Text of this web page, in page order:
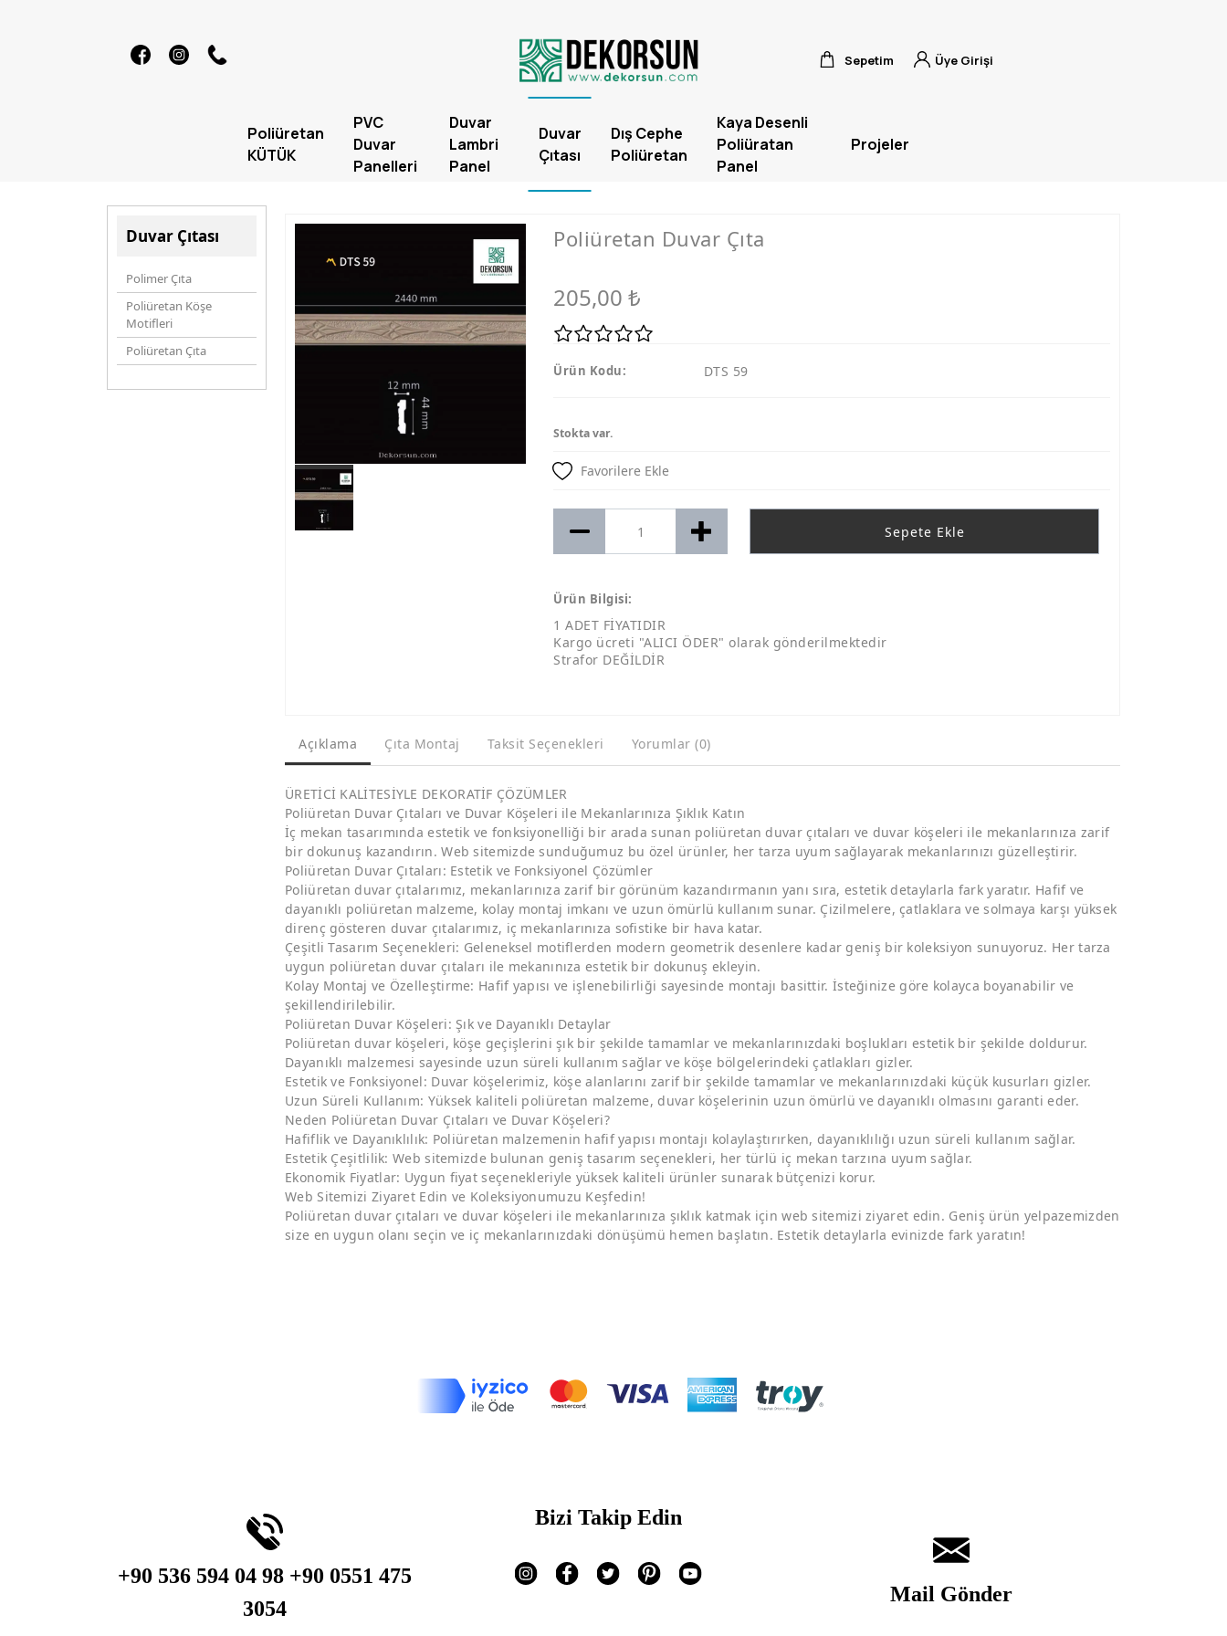
Duvar Çıtası
Polimer Çıta
Poliüretan Köşe
Motifleri
Poliüretan Çıta
Poliüretan Duvar Çıta
205,00 ₺
Ürün Kodu: DTS 59
Stokta var.
Favorilere Ekle
Sepete Ekle
Ürün Bilgisi:
1 ADET FİYATIDIR
Kargo ücreti "ALICI ÖDER" olarak gönderilmektedir
Strafor DEĞİLDİR
Açıklama Çıta Montaj Taksit Seçenekleri Yorumlar (0)
ÜRETİCİ KALİTESİYLE DEKORATİF ÇÖZÜMLER
Poliüretan Duvar Çıtaları ve Duvar Köşeleri ile Mekanlarınıza Şıklık Katın
İç mekan tasarımında estetik ve fonksiyonelliği bir arada sunan poliüretan duvar çıtaları ve duvar köşeleri ile mekanlarınıza zarif
bir dokunuş kazandırın. Web sitemizde sunduğumuz bu özel ürünler, her tarza uyum sağlayarak mekanlarınızı güzelleştirir.
Poliüretan Duvar Çıtaları: Estetik ve Fonksiyonel Çözümler
Poliüretan duvar çıtalarımız, mekanlarınıza zarif bir görünüm kazandırmanın yanı sıra, estetik detaylarla fark yaratır. Hafif ve
dayanıklı poliüretan malzeme, kolay montaj imkanı ve uzun ömürlü kullanım sunar. Çizilmelere, çatlaklara ve solmaya karşı yüksek
direnç gösteren duvar çıtalarımız, iç mekanlarınıza sofistike bir hava katar.
Çeşitli Tasarım Seçenekleri: Geleneksel motiflerden modern geometrik desenlere kadar geniş bir koleksiyon sunuyoruz. Her tarza
uygun poliüretan duvar çıtaları ile mekanınıza estetik bir dokunuş ekleyin.
Kolay Montaj ve Özelleştirme: Hafif yapısı ve işlenebilirliği sayesinde montajı basittir. İsteğinize göre kolayca boyanabilir ve
şekillendirilebilir.
Poliüretan Duvar Köşeleri: Şık ve Dayanıklı Detaylar
Poliüretan duvar köşeleri, köşe geçişlerini şık bir şekilde tamamlar ve mekanlarınızdaki boşlukları estetik bir şekilde doldurur.
Dayanıklı malzemesi sayesinde uzun süreli kullanım sağlar ve köşe bölgelerindeki çatlakları gizler.
Estetik ve Fonksiyonel: Duvar köşelerimiz, köşe alanlarını zarif bir şekilde tamamlar ve mekanlarınızdaki küçük kusurları gizler.
Uzun Süreli Kullanım: Yüksek kaliteli poliüretan malzeme, duvar köşelerinin uzun ömürlü ve dayanıklı olmasını garanti eder.
Neden Poliüretan Duvar Çıtaları ve Duvar Köşeleri?
Hafiflik ve Dayanıklılık: Poliüretan malzemenin hafif yapısı montajı kolaylaştırırken, dayanıklılığı uzun süreli kullanım sağlar.
Estetik Çeşitlilik: Web sitemizde bulunan geniş tasarım seçenekleri, her türlü iç mekan tarzına uyum sağlar.
Ekonomik Fiyatlar: Uygun fiyat seçenekleriyle yüksek kaliteli ürünler sunarak bütçenizi korur.
Web Sitemizi Ziyaret Edin ve Koleksiyonumuzu Keşfedin!
Poliüretan duvar çıtaları ve duvar köşeleri ile mekanlarınıza şıklık katmak için web sitemizi ziyaret edin. Geniş ürün yelpazemizden
size en uygun olanı seçin ve iç mekanlarınızdaki dönüşümü hemen başlatın. Estetik detaylarla evinizde fark yaratın!
Poliüretan
KÜTÜK
PVC
Duvar
Panelleri
Duvar
Lambri
Panel
Duvar
Çıtası
Dış Cephe
Poliüretan
Kaya Desenli
Poliüratan
Panel
Projeler
Üye Girişi
Sepetim
+90 536 594 04 98 +90 0551 475
3054
Bizi Takip Edin
Mail Gönder